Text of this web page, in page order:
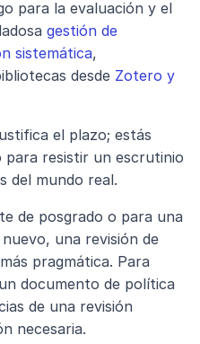
para la evaluación y el
gestión de
sistemática,
desde Zotero y
el plazo; estás
resistir un escrutinio
del mundo real.
de posgrado o para una
una revisión de
pragmática. Para
documento de política
de una revisión
necesaria.